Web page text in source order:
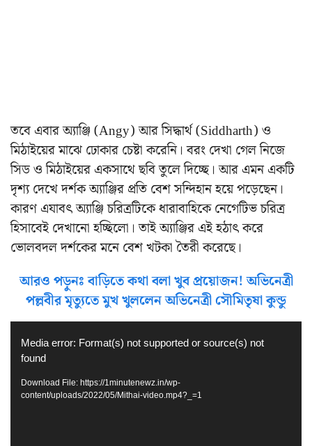
তবে এবার অ্যাঞ্জি (Angy) আর সিদ্ধার্থ (Siddharth) ও
মিঠাইয়ের মাঝে ঢোকার চেষ্টা করেনি। বরং দেখা গেল নিজে
সিড ও মিঠাইয়ের একসাথে ছবি তুলে দিচ্ছে। আর এমন একটি
দৃশ্য দেখে দর্শক অ্যাঞ্জির প্রতি বেশ সন্দিহান হয়ে পড়েছেন।
কারণ এযাবৎ অ্যাঞ্জি চরিত্রটিকে ধারাবাহিকে নেগেটিভ চরিত্র
হিসাবেই দেখানো হচ্ছিলো। তাই অ্যাঞ্জির এই হঠাৎ করে
ভোলবদল দর্শকের মনে বেশ খটকা তৈরী করেছে।
আরও পড়ুনঃ বাড়িতে কথা বলা খুব প্রয়োজন! অভিনেত্রী
পল্লবীর মৃত্যুতে মুখ খুললেন অভিনেত্রী সৌমিতৃষা কুন্ডু
Player
Media error: Format(s) not supported or source(s) not
found
Download File: https://1minutenewz.in/wp-
content/uploads/2022/05/Mithai-video.mp4?_=1